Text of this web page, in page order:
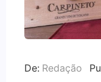
De: Redação